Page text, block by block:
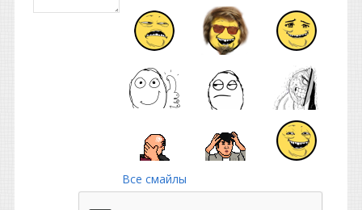
Все смайлы